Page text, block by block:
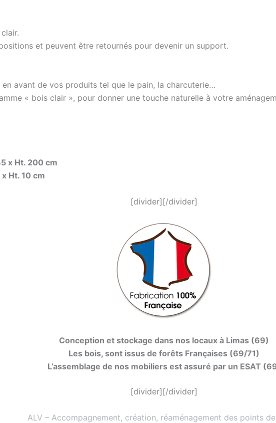
et peuvent être retournés pour devenir un support.
avant de vos produits tel que le pain, la charcuterie…
« bois clair », pour donner une touche naturelle à votre
x Ht. 200 cm
Ht. 10 cm
[divider][/divider]
Conception et stockage dans nos locaux à Limas (69)
Les bois, sont issus de forêts Françaises (69/71)
L’assemblage de nos mobiliers est assuré par un ESAT
[divider][/divider]
ALV – Accompagnement, création, réaménagement des points